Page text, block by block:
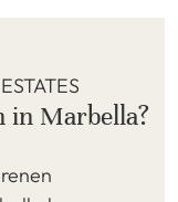
in Marbella?